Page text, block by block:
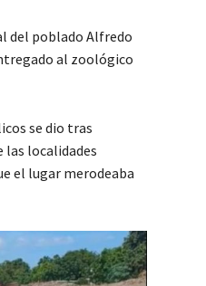
del poblado Alfredo
al zoológico
se dio tras
las localidades
el lugar merodeaba